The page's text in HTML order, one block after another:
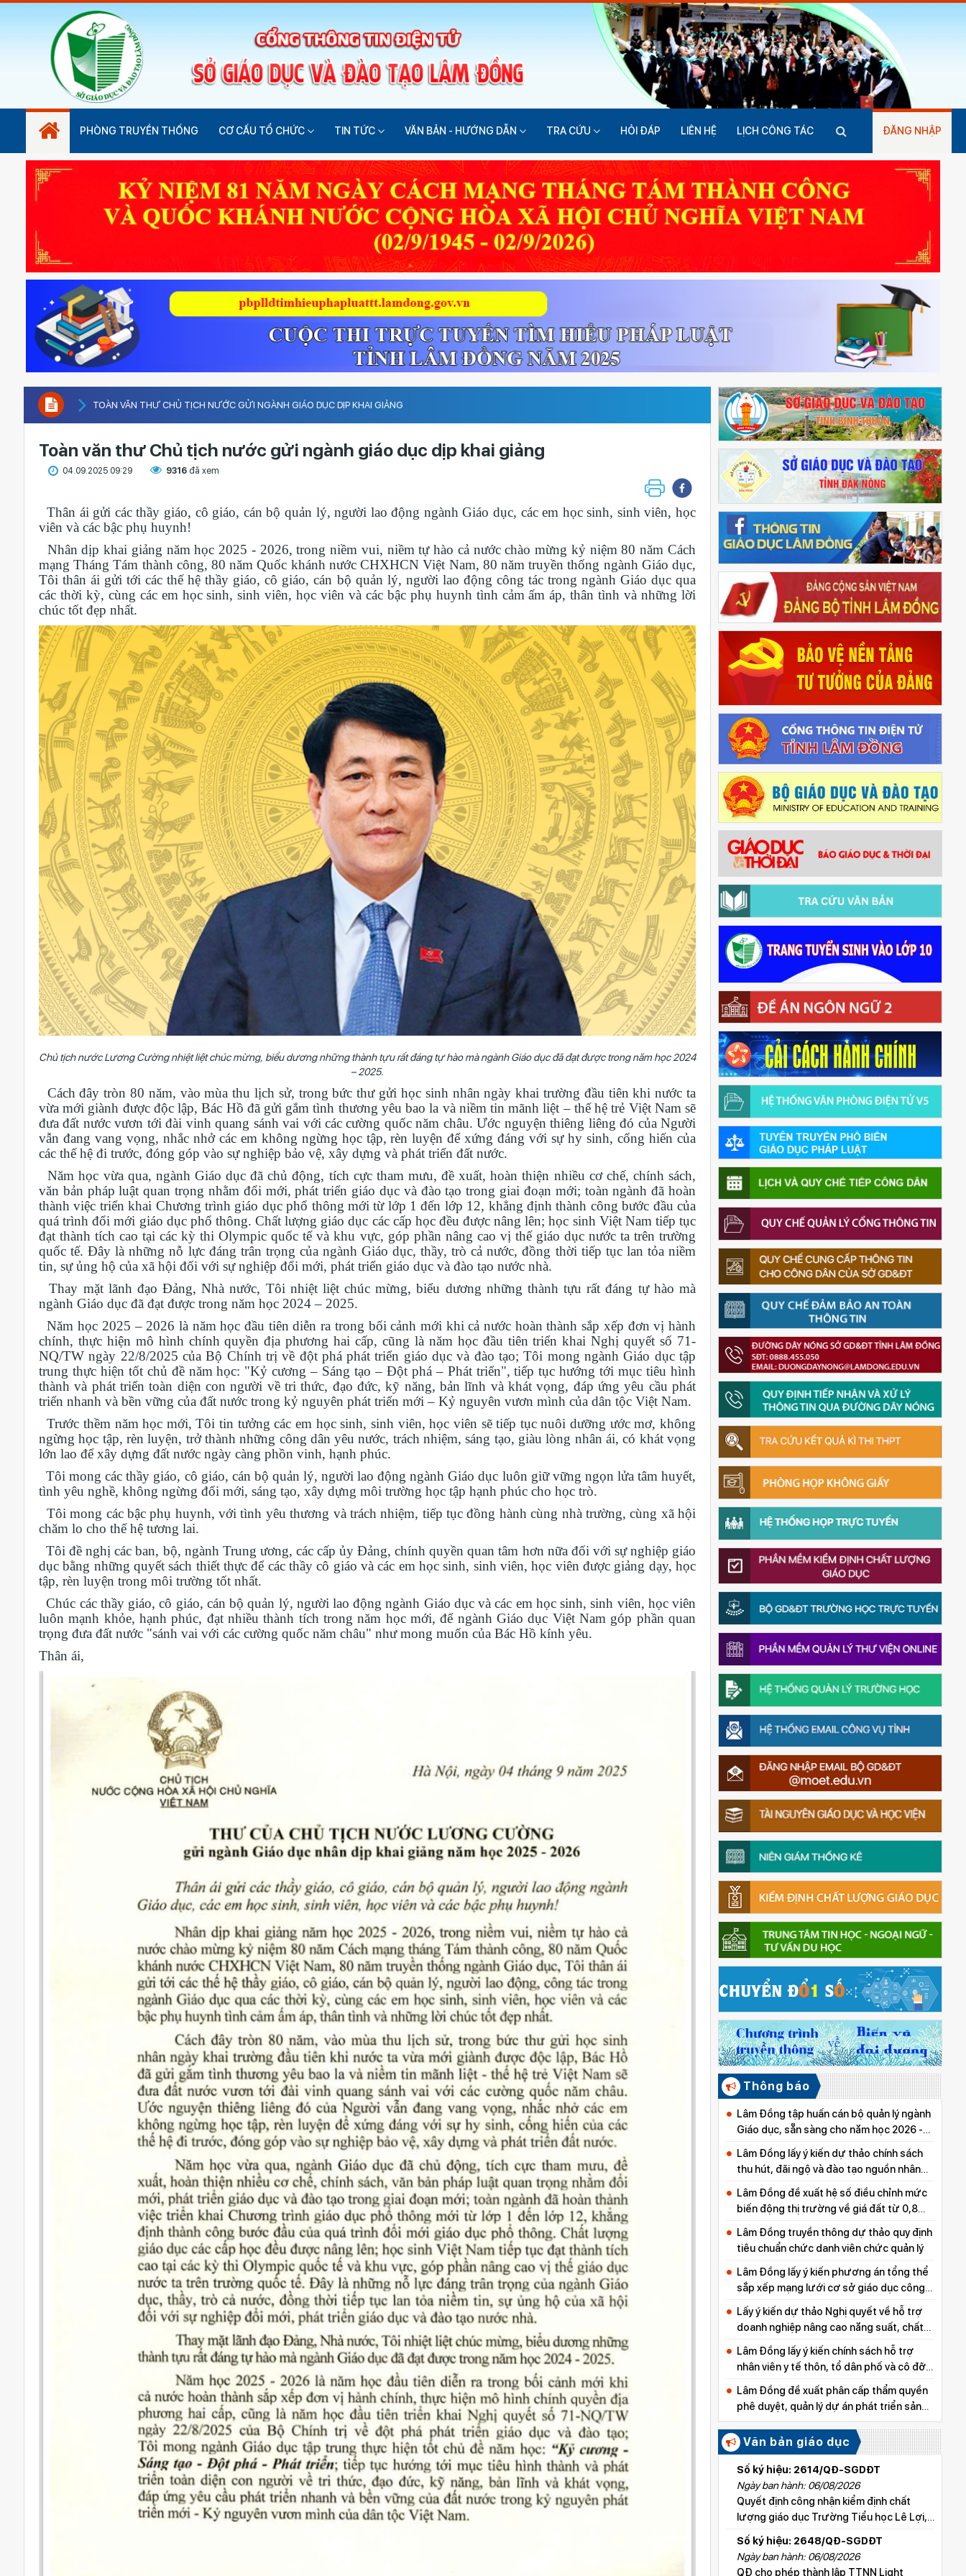
PHÒNG TRUYỀN THỐNG CƠ CẤU TỔ CHỨC TIN TỨC VĂN BẢN - HƯỚNG DẪN TRA CỨU HỎI ĐÁP LIÊN HỆ LỊCH CÔNG TÁC ĐĂNG NHẬP
TOÀN VĂN THƯ CHỦ TỊCH NƯỚC GỬI NGÀNH GIÁO DỤC DỊP KHAI GIẢNG
Toàn văn thư Chủ tịch nước gửi ngành giáo dục dịp khai giảng
04.09.2025 09:29 9316 đã xem
Thân ái gửi các thầy giáo, cô giáo, cán bộ quản lý, người lao động ngành Giáo dục, các em học sinh, sinh viên, học
viên và các bậc phụ huynh!
Nhân dịp khai giảng năm học 2025 - 2026, trong niềm vui, niềm tự hào cả nước chào mừng kỷ niệm 80 năm Cách
mạng Tháng Tám thành công, 80 năm Quốc khánh nước CHXHCN Việt Nam, 80 năm truyền thống ngành Giáo dục,
Tôi thân ái gửi tới các thế hệ thầy giáo, cô giáo, cán bộ quản lý, người lao động công tác trong ngành Giáo dục qua
các thời kỳ, cùng các em học sinh, sinh viên, học viên và các bậc phụ huynh tình cảm ấm áp, thân tình và những lời
chúc tốt đẹp nhất.
Chủ tịch nước Lương Cường nhiệt liệt chúc mừng, biểu dương những thành tựu rất đáng tự hào mà ngành Giáo dục đã đạt được trong năm học 2024
– 2025.
Cách đây tròn 80 năm, vào mùa thu lịch sử, trong bức thư gửi học sinh nhân ngày khai trường đầu tiên khi nước ta
vừa mới giành được độc lập, Bác Hồ đã gửi gắm tình thương yêu bao la và niềm tin mãnh liệt – thế hệ trẻ Việt Nam sẽ
đưa đất nước vươn tới đài vinh quang sánh vai với các cường quốc năm châu. Ước nguyện thiêng liêng đó của Người
vẫn đang vang vọng, nhắc nhở các em không ngừng học tập, rèn luyện để xứng đáng với sự hy sinh, cống hiến của
các thế hệ đi trước, đóng góp vào sự nghiệp bảo vệ, xây dựng và phát triển đất nước.
Năm học vừa qua, ngành Giáo dục đã chủ động, tích cực tham mưu, đề xuất, hoàn thiện nhiều cơ chế, chính sách,
văn bản pháp luật quan trọng nhằm đổi mới, phát triển giáo dục và đào tạo trong giai đoạn mới; toàn ngành đã hoàn
thành việc triển khai Chương trình giáo dục phổ thông mới từ lớp 1 đến lớp 12, khẳng định thành công bước đầu của
quá trình đổi mới giáo dục phổ thông. Chất lượng giáo dục các cấp học đều được nâng lên; học sinh Việt Nam tiếp tục
đạt thành tích cao tại các kỳ thi Olympic quốc tế và khu vực, góp phần nâng cao vị thế giáo dục nước ta trên trường
quốc tế. Đây là những nỗ lực đáng trân trọng của ngành Giáo dục, thầy, trò cả nước, đồng thời tiếp tục lan tỏa niềm
tin, sự ủng hộ của xã hội đối với sự nghiệp đổi mới, phát triển giáo dục và đào tạo nước nhà.
Thay mặt lãnh đạo Đảng, Nhà nước, Tôi nhiệt liệt chúc mừng, biểu dương những thành tựu rất đáng tự hào mà
ngành Giáo dục đã đạt được trong năm học 2024 – 2025.
Năm học 2025 – 2026 là năm học đầu tiên diễn ra trong bối cảnh mới khi cả nước hoàn thành sắp xếp đơn vị hành
chính, thực hiện mô hình chính quyền địa phương hai cấp, cũng là năm học đầu tiên triển khai Nghị quyết số 71-
NQ/TW ngày 22/8/2025 của Bộ Chính trị về đột phá phát triển giáo dục và đào tạo; Tôi mong ngành Giáo dục tập
trung thực hiện tốt chủ đề năm học: "Kỷ cương – Sáng tạo – Đột phá – Phát triển", tiếp tục hướng tới mục tiêu hình
thành và phát triển toàn diện con người về tri thức, đạo đức, kỹ năng, bản lĩnh và khát vọng, đáp ứng yêu cầu phát
triển nhanh và bền vững của đất nước trong kỷ nguyên phát triển mới – Kỷ nguyên vươn mình của dân tộc Việt Nam.
Trước thềm năm học mới, Tôi tin tưởng các em học sinh, sinh viên, học viên sẽ tiếp tục nuôi dưỡng ước mơ, không
ngừng học tập, rèn luyện, trở thành những công dân yêu nước, trách nhiệm, sáng tạo, giàu lòng nhân ái, có khát vọng
lớn lao để xây dựng đất nước ngày càng phồn vinh, hạnh phúc.
Tôi mong các thầy giáo, cô giáo, cán bộ quản lý, người lao động ngành Giáo dục luôn giữ vững ngọn lửa tâm huyết,
tình yêu nghề, không ngừng đổi mới, sáng tạo, xây dựng môi trường học tập hạnh phúc cho học trò.
Tôi mong các bậc phụ huynh, với tình yêu thương và trách nhiệm, tiếp tục đồng hành cùng nhà trường, cùng xã hội
chăm lo cho thế hệ tương lai.
Tôi đề nghị các ban, bộ, ngành Trung ương, các cấp ủy Đảng, chính quyền quan tâm hơn nữa đối với sự nghiệp giáo
dục bằng những quyết sách thiết thực để các thầy cô giáo và các em học sinh, sinh viên, học viên được giảng dạy, học
tập, rèn luyện trong môi trường tốt nhất.
Chúc các thầy giáo, cô giáo, cán bộ quản lý, người lao động ngành Giáo dục và các em học sinh, sinh viên, học viên
luôn mạnh khỏe, hạnh phúc, đạt nhiều thành tích trong năm học mới, để ngành Giáo dục Việt Nam góp phần quan
trọng đưa đất nước "sánh vai với các cường quốc năm châu" như mong muốn của Bác Hồ kính yêu.
Thân ái,
Thông báo
Lâm Đồng tập huấn cán bộ quản lý ngành
Giáo dục, sẵn sàng cho năm học 2026 -
Lâm Đồng lấy ý kiến dự thảo chính sách
thu hút, đãi ngộ và đào tạo nguồn nhân
lực y tế
Lâm Đồng đề xuất hệ số điều chỉnh mức
biến động thị trường về giá đất từ 0,8
đến 5,0
Lâm Đồng truyền thông dự thảo quy định
tiêu chuẩn chức danh viên chức quản lý
Lâm Đồng lấy ý kiến phương án tổng thể
sắp xếp mạng lưới cơ sở giáo dục công
lập
Lấy ý kiến dự thảo Nghị quyết về hỗ trợ
doanh nghiệp nâng cao năng suất, chất
lượng sản phẩm
Lâm Đồng lấy ý kiến chính sách hỗ trợ
nhân viên y tế thôn, tổ dân phố và cô đỡ
thôn, bản
Lâm Đồng đề xuất phân cấp thẩm quyền
phê duyệt, quản lý dự án phát triển sản
xuất thuộc các chương trình mục tiêu
quốc gia
Văn bản giáo dục
Số ký hiệu: 2614/QĐ-SGDĐT
Ngày ban hành: 06/08/2026
Quyết định công nhận kiểm định chất
lượng giáo dục Trường Tiểu học Lê Lợi,
xã Hoài Đức
Số ký hiệu: 2648/QĐ-SGDĐT
Ngày ban hành: 06/08/2026
QĐ cho phép thành lập TTNN Light